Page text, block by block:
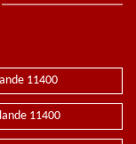
11400
11400